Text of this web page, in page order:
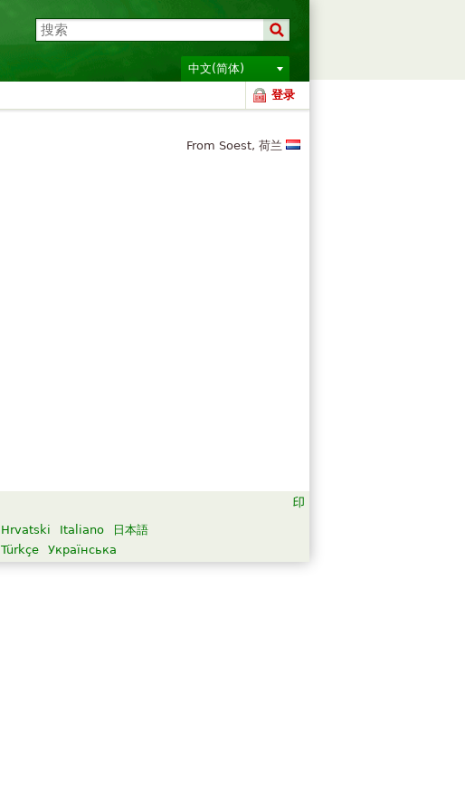
中文(简体)
登录
From Soest, 荷兰
Hrvatski Italiano
日本語
Türkçe Українська